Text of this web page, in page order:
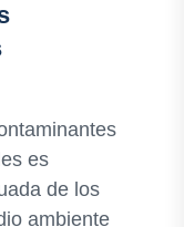
es
de los
ambiente